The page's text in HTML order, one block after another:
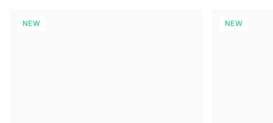
NEW NEW